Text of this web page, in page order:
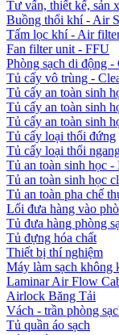
Tư vấn, thiết kế, sản
Buồng thổi khí - Air
Tấm lọc khí - Air
Fan filter unit - FFU
Phòng sạch di động -
Tủ cấy vô trùng -
Tủ cấy an toàn sinh
Tủ cấy an toàn sinh
Tủ cấy an toàn sinh
Tủ cấy loại thổi đứng
Tủ cấy loại thổi
Tủ an toàn sinh học
Tủ an toàn sinh học
Tủ an toàn pha chế
Lối đưa hàng vào
Tủ đưa hàng phòng
Tủ đựng hóa chất
Thiết bị thí nghiệm
Máy làm sạch không
Laminar Air Flow
Airlock Băng Tải
Vách - trần phòng
Tủ quần áo sạch